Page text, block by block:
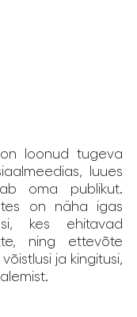
on loonud tugeva
luues
oma publikut.
on näha igas
kes ehitavad
ning ettevõte
ja kingitusi,